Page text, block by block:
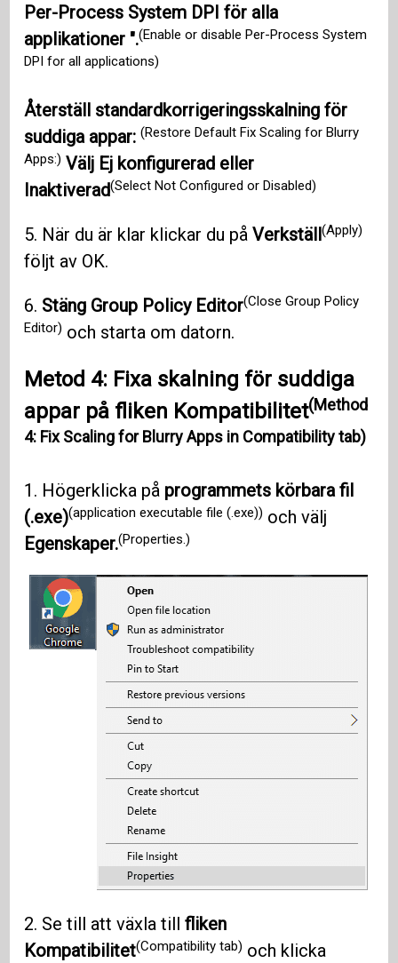
Per-Process System DPI för alla
applikationer ".(Enable or disable Per-Process System
DPI for all applications)
Återställ standardkorrigeringsskalning för
suddiga appar:(Restore Default Fix Scaling for Blurry
Apps:) Välj Ej konfigurerad eller
Inaktiverad(Select Not Configured or Disabled)
5. När du är klar klickar du påVerkställ(Apply)
följt av OK.
6. Stäng Group Policy Editor(Close Group Policy
Editor) och starta om datorn.
Metod 4: Fixa skalning för suddiga
appar på fliken Kompatibilitet(Method
4: Fix Scaling for Blurry Apps in Compatibility tab)
1. Högerklicka på programmets körbara fil
(.exe)(application executable file (.exe)) och välj
Egenskaper.(Properties.)
2. Se till att växla tillfliken
Kompatibilitet(Compatibility tab) och klicka